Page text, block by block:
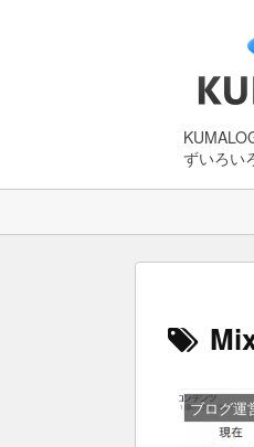
ずいろい
ブログ運